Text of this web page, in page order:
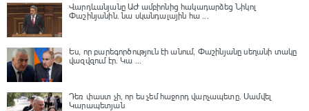
Վարդևանյանը ԱԺ ամբիոնից հակադարձեց Նիկոլ
Փաշինյանին․ նա սկանդալային հա ...
Ես, որ բարեգործություն էի անում, Փաշինյանը սեղանի տակը
վազվզում էր․ Կա ...
Դեռ փաստ չի, որ ես չեմ հաջորդ վարչապետը․ Սամվել
Կարապետյան